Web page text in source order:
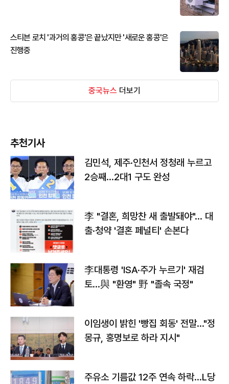
스티븐 로치 '과거의 홍콩'은 끝났지만 '새로운 홍콩'은
진행중
중국뉴스 더보기
추천기사
김민석, 제주·인천서 정청래 누르고
2승째…2대1 구도 완성
李 "결혼, 희망찬 새 출발돼야"… 대
출·청약 '결혼 페널티' 손본다
李대통령 'ISA·주가 누르기' 재검
토…與 "환영" 野 "졸속 국정"
이임생이 밝힌 '빵집 회동' 전말…"정
몽규, 홍명보로 하라 지시"
주유소 기름값 12주 연속 하락…L당